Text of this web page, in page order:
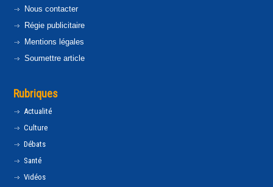
Nous contacter
Régie publicitaire
Mentions légales
Soumettre article
Rubriques
Actualité
Culture
Débats
Santé
Vidéos